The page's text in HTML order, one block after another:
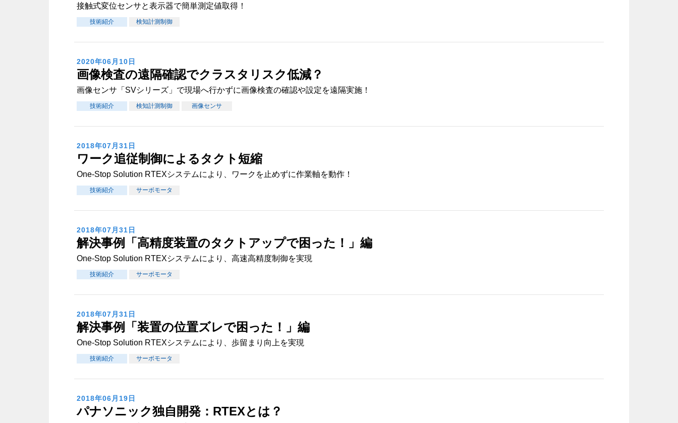
接触式変位センサと表示器で簡単測定値取得！
技術紹介 検知計測制御
2020年06月10日
画像検査の遠隔確認でクラスタリスク低減？
画像センサ「SVシリーズ」で現場へ行かずに画像検査の確認や設定を遠隔実施！
技術紹介 検知計測制御 画像センサ
2018年07月31日
ワーク追従制御によるタクト短縮
One-Stop Solution RTEXシステムにより、ワークを止めずに作業軸を動作！
技術紹介 サーボモータ
2018年07月31日
解決事例「高精度装置のタクトアップで困った！」編
One-Stop Solution RTEXシステムにより、高速高精度制御を実現
技術紹介 サーボモータ
2018年07月31日
解決事例「装置の位置ズレで困った！」編
One-Stop Solution RTEXシステムにより、歩留まり向上を実現
技術紹介 サーボモータ
2018年06月19日
パナソニック独自開発：RTEXとは？